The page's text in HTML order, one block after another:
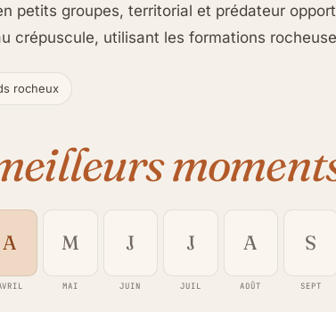
petits groupes, territorial et prédateur
crépuscule, utilisant les formations
rocheux
A M
MAI
J
JUIN
J
JUIL
A
AOÛT
S
SEPT